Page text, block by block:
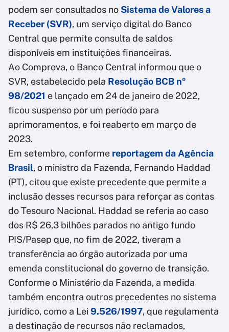
podem ser consultados no Sistema de Valores a
Receber (SVR), um serviço digital do Banco
Central que permite consulta de saldos
disponíveis em instituições financeiras.
Ao Comprova, o Banco Central informou que o
SVR, estabelecido pela Resolução BCB nº
98/2021 e lançado em 24 de janeiro de 2022,
ficou suspenso por um período para
aprimoramentos, e foi reaberto em março de
2023.
Em setembro, conforme reportagem da Agência
Brasil, o ministro da Fazenda, Fernando Haddad
(PT), citou que existe precedente que permite a
inclusão desses recursos para reforçar as contas
do Tesouro Nacional. Haddad se referia ao caso
dos R$ 26,3 bilhões parados no antigo fundo
PIS/Pasep que, no fim de 2022, tiveram a
transferência ao órgão autorizada por uma
emenda constitucional do governo de transição.
Conforme o Ministério da Fazenda, a medida
também encontra outros precedentes no sistema
jurídico, como a Lei 9.526/1997, que regulamenta
a destinação de recursos não reclamados,